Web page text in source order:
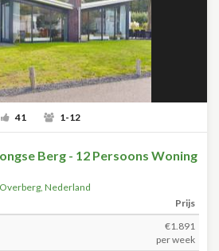
41 1-12
Berg - 12 Persoons Woning
Overberg, Nederland
Prijs
€1.891
per week